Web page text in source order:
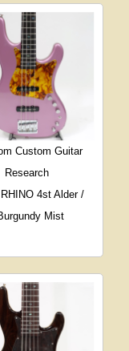
Custom Guitar
Research
4st Alder /
Mist